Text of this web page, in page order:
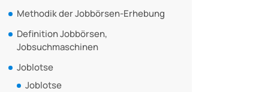
Methodik der Jobbörsen-Erhebung
Definition Jobbörsen,
Jobsuchmaschinen
Joblotse
Joblotse